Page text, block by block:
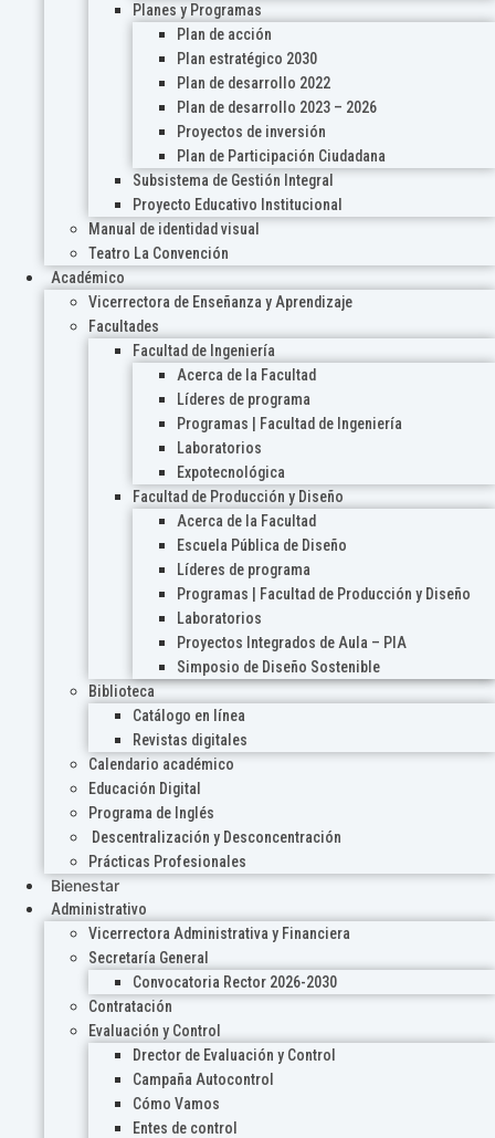
Planes y Programas
Plan de acción
Plan estratégico 2030
Plan de desarrollo 2022
Plan de desarrollo 2023 – 2026
Proyectos de inversión
Plan de Participación Ciudadana
Subsistema de Gestión Integral
Proyecto Educativo Institucional
Manual de identidad visual
Teatro La Convención
Académico
Vicerrectora de Enseñanza y Aprendizaje
Facultades
Facultad de Ingeniería
Acerca de la Facultad
Líderes de programa
Programas | Facultad de Ingeniería
Laboratorios
Expotecnológica
Facultad de Producción y Diseño
Acerca de la Facultad
Escuela Pública de Diseño
Líderes de programa
Programas | Facultad de Producción y Diseño
Laboratorios
Proyectos Integrados de Aula – PIA
Simposio de Diseño Sostenible
Biblioteca
Catálogo en línea
Revistas digitales
Calendario académico
Educación Digital
Programa de Inglés
Descentralización y Desconcentración
Prácticas Profesionales
Bienestar
Administrativo
Vicerrectora Administrativa y Financiera
Secretaría General
Convocatoria Rector 2026-2030
Contratación
Evaluación y Control
Drector de Evaluación y Control
Campaña Autocontrol
Cómo Vamos
Entes de control